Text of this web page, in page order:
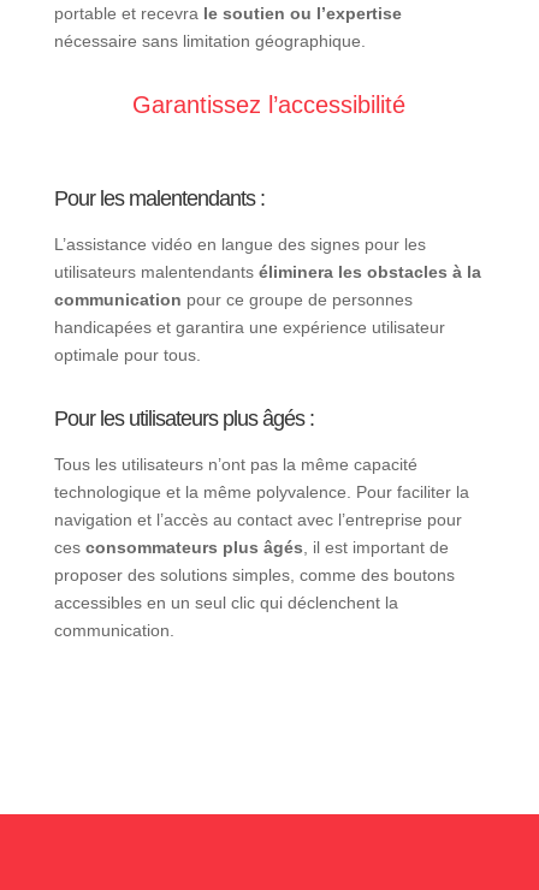
portable et recevra le soutien ou l’expertise
nécessaire sans limitation géographique.
Garantissez l’accessibilité
Pour les malentendants :
L’assistance vidéo en langue des signes pour les
utilisateurs malentendantséliminera les obstacles à la
communication pour ce groupe de personnes
handicapées et garantira une expérience utilisateur
optimale pour tous.
Pour les utilisateurs plus âgés :
Tous les utilisateurs n’ont pas la même capacité
technologique et la même polyvalence. Pour faciliter la
navigation et l’accès au contact avec l’entreprise pour
ces consommateurs plus âgés , il est important de
proposer des solutions simples, comme des boutons
accessibles en un seul clic qui déclenchent la
communication.